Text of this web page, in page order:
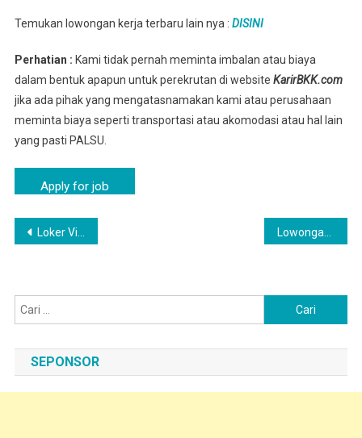
Temukan lowongan kerja terbaru lain nya : DISINI
Perhatian : Kami tidak pernah meminta imbalan atau biaya
dalam bentuk apapun untuk perekrutan di website KarirBKK.com
jika ada pihak yang mengatasnamakan kami atau perusahaan
meminta biaya seperti transportasi atau akomodasi atau hal lain
yang pasti PALSU.
Navigasi
Loker Via Online Ciater – Lowongan Pabrik SARI ROTI Area Ciater, Subang
untuk:
SEPONSOR